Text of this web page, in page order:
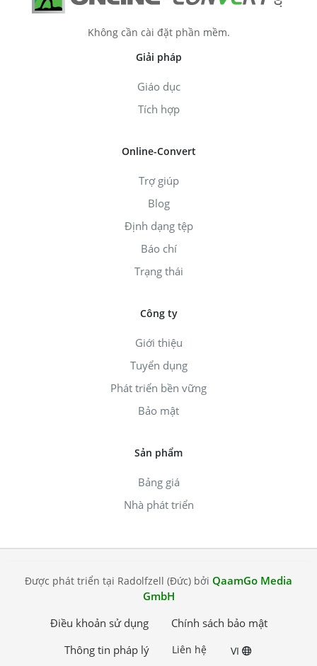
Không cần cài đặt phần mềm.
Giải pháp
Giáo dục
Tích hợp
Online-Convert
Trợ giúp
Blog
Định dạng tệp
Báo chí
Trạng thái
Công ty
Giới thiệu
Tuyển dụng
Phát triển bền vững
Bảo mật
Sản phẩm
Bảng giá
Nhà phát triển
Được phát triển tại Radolfzell (Đức) bởi QaamGo Media
GmbH
Điều khoản sử dụng
Chính sách bảo mật
Thông tin pháp lý
Liên hệ VI